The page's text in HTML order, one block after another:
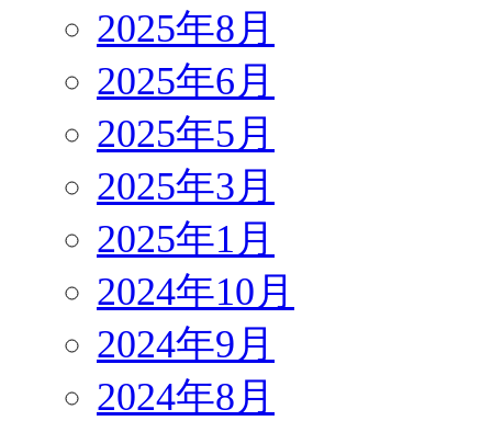
2025年8月
2025年6月
2025年5月
2025年3月
2025年1月
2024年10月
2024年9月
2024年8月